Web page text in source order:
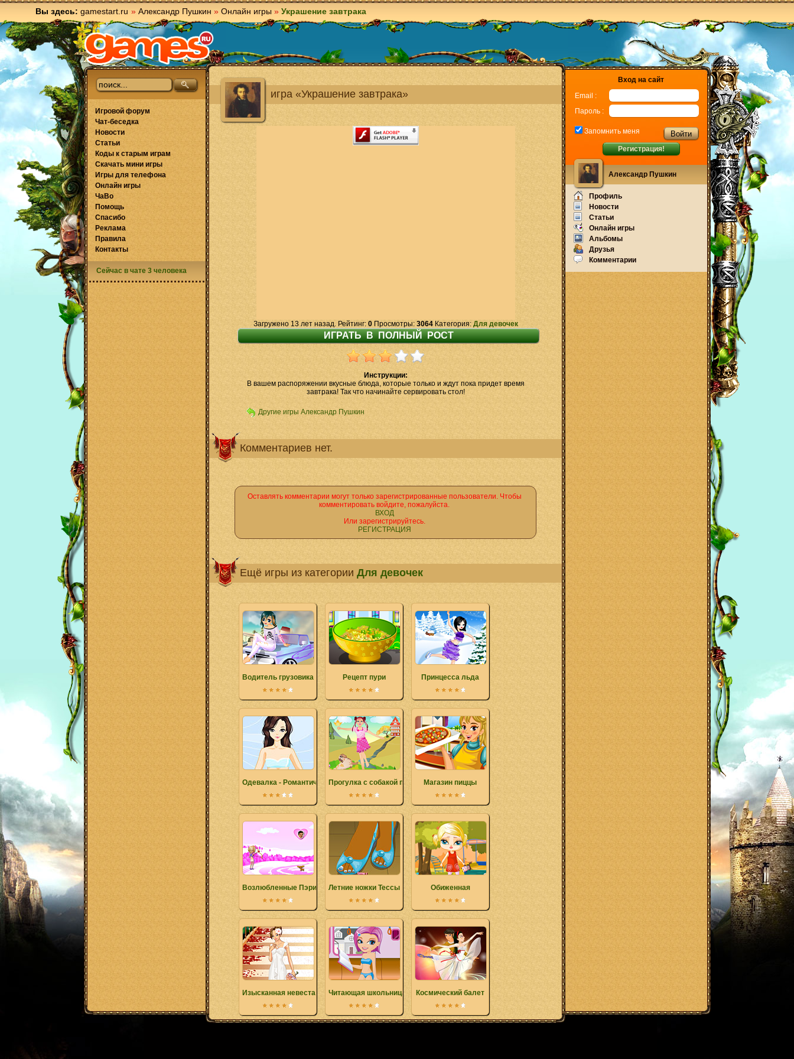
Вы здесь: gamestart.ru » Александр Пушкин » Онлайн игры » Украшение завтрака
игра «Украшение завтрака»
Загружено 13 лет назад. Рейтинг: 0Просмотры: 3064Категория: Для девочек
Инструкции:
В вашем распоряжении вкусные блюда, которые только и ждут пока придет время
завтрака! Так что начинайте сервировать стол!
Другие игры Александр Пушкин
Комментариев нет.
Оставлять комментарии могут только зарегистрированные пользователи. Чтобы
комментировать войдите, пожалуйста.
ВХОД
Или зарегистрируйтесь.
РЕГИСТРАЦИЯ
Ещё игры из категории Для девочек
Водитель грузовика Рецепт пури Принцесса льда
Одевалка - Романтичное свадебное платье
Прогулка с собакой после школыМагазин пиццы
Возлюбленные Пэрис ХилтонЛетние ножки Тессы Обиженная
Изысканная невеста Читающая школьница Космический балет
Игровой форум
Чат-беседка
Новости
Статьи
Коды к старым играм
Скачать мини игры
Игры для телефона
Онлайн игры
ЧаВо
Помощь
Спасибо
Реклама
Правила
Контакты
Сейчас в чате 3 человека
Вход на сайт
Email :
Пароль :
Запомнить меня
Регистрация!
Александр Пушкин
Профиль
Новости
Статьи
Онлайн игры
Альбомы
Друзья
Комментарии